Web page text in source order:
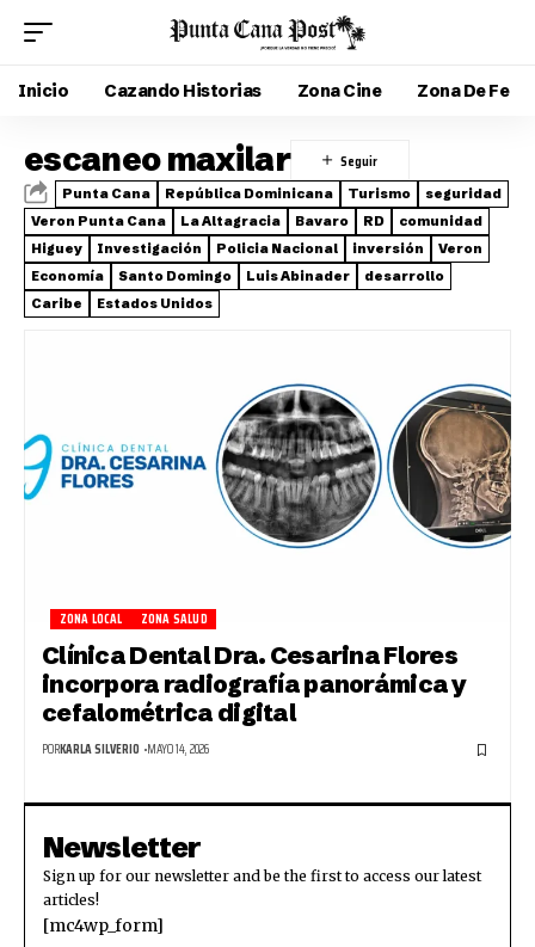
Inicio Cazando Historias Zona Cine Zona De Fe
escaneo maxilar
Punta Cana República Dominicana Turismo
seguridad
Veron Punta Cana
La Altagracia Bavaro RD
comunidad
Higuey
Investigación Policia Nacional inversión
Veron
Economía
Santo Domingo Luis Abinader
desarrollo
Caribe
Estados Unidos
ZONA LOCAL ZONA SALUD
Clínica Dental Dra. Cesarina Flores
incorpora radiografía panorámica y
cefalométrica digital
PORKARLA SILVERIO MAYO 14, 2026
Newsletter
Sign up for our newsletter and be the first to access our latest
articles!
[mc4wp_form]